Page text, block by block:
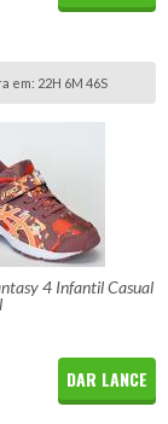
em: 22H 6M 46S
4 Infantil Casual
DAR LANCE